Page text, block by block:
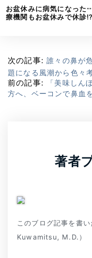
お盆休みに病気になった
療機関もお盆休みで休診⁉
次の記事:誰々の鼻が
題になる風潮から色々
前の記事:
「美味しん
方へ、ベーコンで鼻血
著者
このブログ記事を書
Kuwamitsu, M.D.）